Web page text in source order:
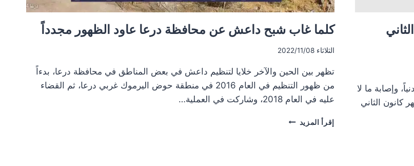
24 في شهر كانون الأول ما لا يقل عن 40 قتيلاً، بينهم 18 مدنياً، وإصابة ما لا
شهر كانون الثاني
كلما غاب شبح داعش عن محافظة درعا عاود الظهور مجدداً
الثلاثاء 2022/11/08
تظهر بين الحين والآخر خلايا لتنظيم داعش في بعض المناطق في محافظة درعا، بدءاً
من ظهور التنظيم في العام 2016 في منطقة حوض اليرموك غربي درعا، ثم القضاء
عليه في العام 2018، وشاركت في العملية…
إقرأ المزيد كلما